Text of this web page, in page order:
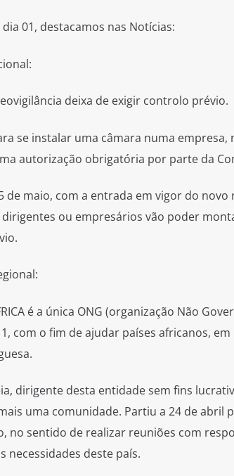
dia 01, destacamos nas Notícias:
deixa de exigir controlo prévio.
se instalar uma câmara numa
autorização obrigatória por parte da
de maio, com a entrada em vigor do
ou empresários vão poder
é a única ONG (organização Não
com o fim de ajudar países africanos,
dirigente desta entidade sem fins
uma comunidade. Partiu a 24 de abril
no sentido de realizar reuniões com
necessidades deste país.